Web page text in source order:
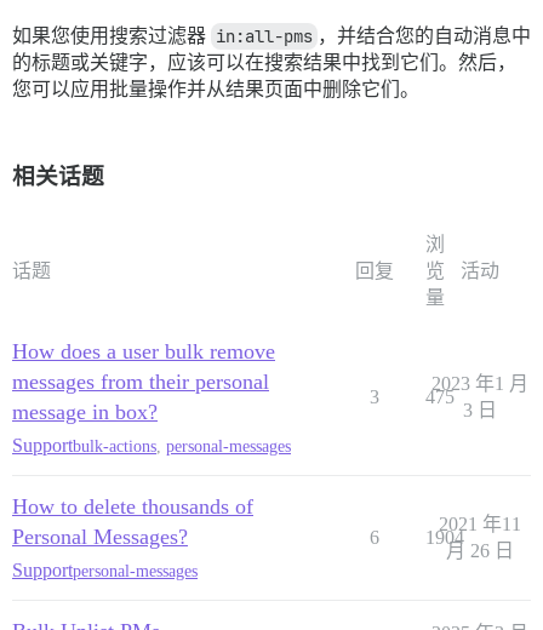
如果您使用搜索过滤器 in:all-pms ，并结合您的自动消息中
的标题或关键字，应该可以在搜索结果中找到它们。然后，
您可以应用批量操作并从结果页面中删除它们。
相关话题
话题 回复
浏
览
量
活动
How does a user bulk remove
messages from their personal
message in box?
Supportbulk-actions personal-messages
3 475
2023 年1 月
3 日
How to delete thousands of
Personal Messages?
Supportpersonal-messages
6 1904
2021 年11
月 26 日